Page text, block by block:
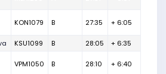
KON1079 B 27:35 + 6:05
KSU1099 B 28:05 + 6:35
VPM1050 B 28:10 + 6:40